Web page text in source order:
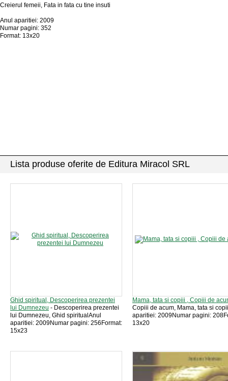
Creierul femeii, Fata in fata cu tine insuti
Anul aparitiei: 2009
Numar pagini: 352
Format: 13x20
Lista produse oferite de Editura Miracol SRL
Ghid spiritual, Descoperirea prezentei
lui Dumnezeu - Descoperirea prezentei
lui Dumnezeu, Ghid spiritualAnul
aparitiei: 2009Numar pagini: 256Format:
15x23
Mama, tata si copiii , Copiii de
Copiii de acum, Mama, tata si
aparitiei: 2009Numar pagini:
13x20